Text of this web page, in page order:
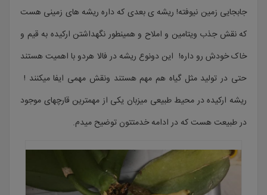
جابجایی زمین نیوفته! ریشه ی بعدی که داره ریشه های زمینی هست
که نقش جذب ویتامین و املاح و همینطور نگهداشتن ارکیده به قیم و
خاک خودش رو داره! این دونوع ریشه در فالا هردو با اهمیت هستند
حتی در تولید مثل گیاه هم مهم هستند ونقش مهمی ایفا میکنند !
ریشه ارکیده در محیط طبیعی میزبان یکی از مهمترین قارچهای موجود
در طبیعت هست که در ادامه خدمتتون توضیح میدم.